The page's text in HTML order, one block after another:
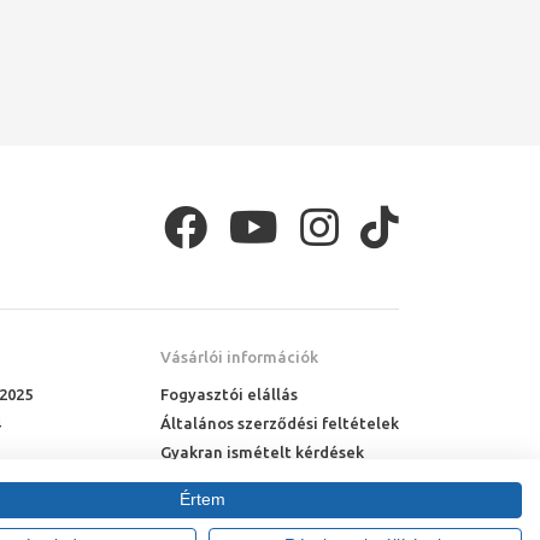
Vásárlói információk
Fogyasztói elállás
Általános szerződési feltételek
Gyakran ismételt kérdések
Online rendelés menete
Fizetési feltételek
Értem